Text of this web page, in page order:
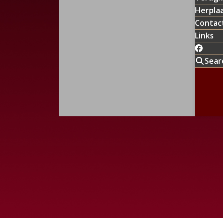
Links
post: